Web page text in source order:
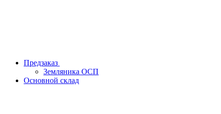
Предзаказ
Земляника ОСП
Основной склад